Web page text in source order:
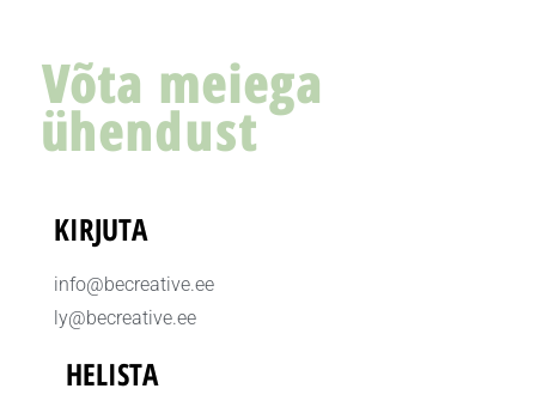
Võta meiega
ühendust
KIRJUTA
info@becreative.ee
ly@becreative.ee
HELISTA